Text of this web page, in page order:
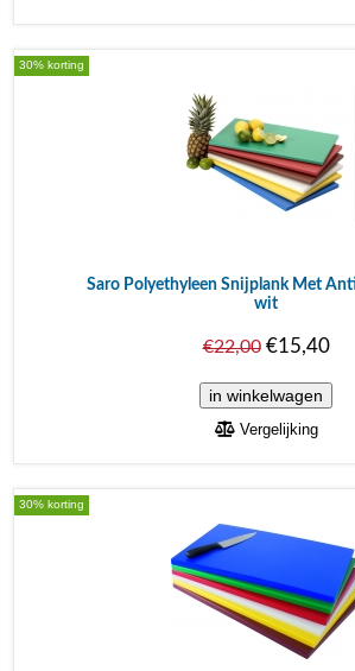
30% korting
Saro Polyethyleen Snijplank Met
wit
€22,00€15,40
Vergelijking
30% korting